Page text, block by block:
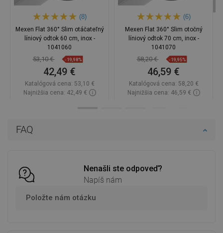
FAQ
Nenašli ste odpoveď?
Napíš nám
Položte nám otázku
(8)
Mexen Flat 360° Slim otáčateľný
líniový odtok 60 cm, inox -
1041060
53,10 € -19,98%
42,49 €
Katalógová cena: 53,10 €
Najnižšia cena: 42,49 €
(6)
Mexen Flat 360° Slim otočný
líniový odtok 70 cm, inox -
1041070
58,20 € -19,95%
46,59 €
Katalógová cena: 58,20 €
Najnižšia cena: 46,59 €